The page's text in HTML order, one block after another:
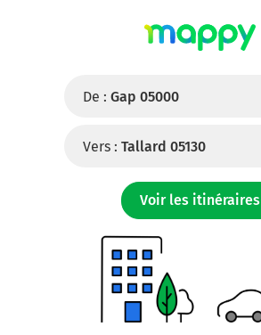
De : Gap 05000
Vers : Tallard 05130
Voir les itinéraires